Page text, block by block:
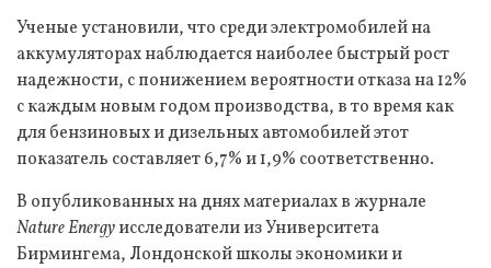
Ученые установили, что среди электромобилей на
аккумуляторах наблюдается наиболее быстрый рост
надежности, с понижением вероятности отказа на 12%
с каждым новым годом производства, в то время как
для бензиновых и дизельных автомобилей этот
показатель составляет 6,7% и 1,9% соответственно.
В опубликованных на днях материалах в журнале
Nature Energyисследователи из Университета
Бирмингема, Лондонской школы экономики и